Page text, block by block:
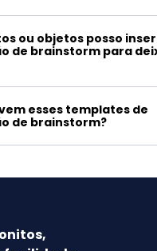
ou objetos posso
de brainstorm para
esses templates de
de brainstorm?